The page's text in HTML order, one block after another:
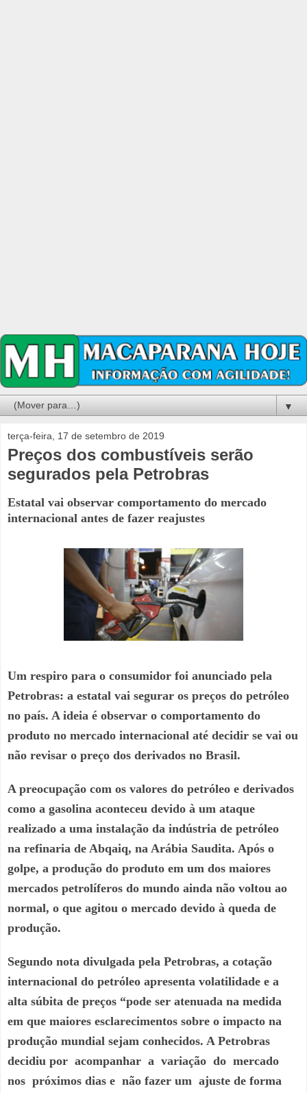
▼
terça-feira, 17 de setembro de 2019
Preços dos combustíveis serão
segurados pela Petrobras
Estatal vai observar comportamento do mercado
internacional antes de fazer reajustes
Um respiro para o consumidor foi anunciado pela
Petrobras: a estatal vai segurar os preços do petróleo
no país. A ideia é observar o comportamento do
produto no mercado internacional até decidir se vai ou
não revisar o preço dos derivados no Brasil.
A preocupação com os valores do petróleo e derivados
como a gasolina aconteceu devido à um ataque
realizado a uma instalação da indústria de petróleo
na refinaria de Abqaiq, na Arábia Saudita. Após o
golpe, a produção do produto em um dos maiores
mercados petrolíferos do mundo ainda não voltou ao
normal, o que agitou o mercado devido à queda de
produção.
Segundo nota divulgada pela Petrobras, a cotação
internacional do petróleo apresenta volatilidade e a
alta súbita de preços “pode ser atenuada na medida
em que maiores esclarecimentos sobre o impacto na
produção mundial sejam conhecidos. A Petrobras
decidiu por acompanhar a variação do mercado
nos próximos dias e não fazer um ajuste de forma